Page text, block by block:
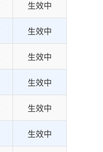
生效中
生效中
生效中
生效中
生效中
生效中